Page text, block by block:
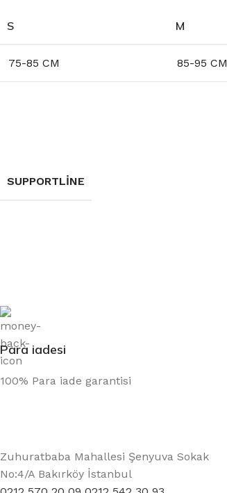
S M
75-85 CM 85-95 CM
SUPPORTLINE
Para iadesi
100% Para iade garantisi
Zuhuratbaba Mahallesi Şenyuva Sokak
No:4/A Bakırköy İstanbul